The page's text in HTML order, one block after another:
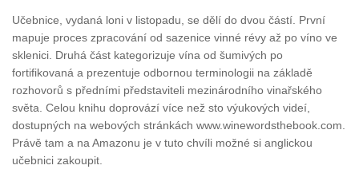
Učebnice, vydaná loni v listopadu, se dělí do dvou částí. První
mapuje proces zpracování od sazenice vinné révy až po víno ve
sklenici. Druhá část kategorizuje vína od šumivých po
fortifikovaná a prezentuje odbornou terminologii na základě
rozhovorů s předními představiteli mezinárodního vinařského
světa. Celou knihu doprovází více než sto výukových videí,
dostupných na webových stránkách www.winewordsthebook.com.
Právě tam a na Amazonu je v tuto chvíli možné si anglickou
učebnici zakoupit.